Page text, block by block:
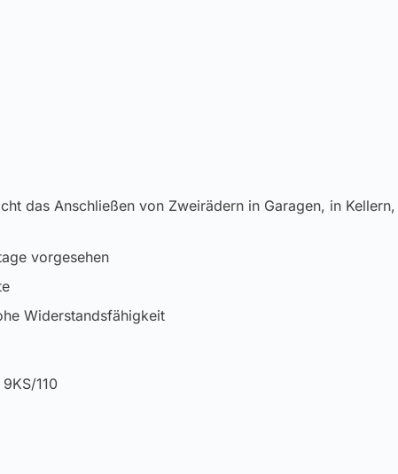
das Anschließen von Zweirädern in Garagen, in Kellern,
vorgesehen
Widerstandsfähigkeit
110